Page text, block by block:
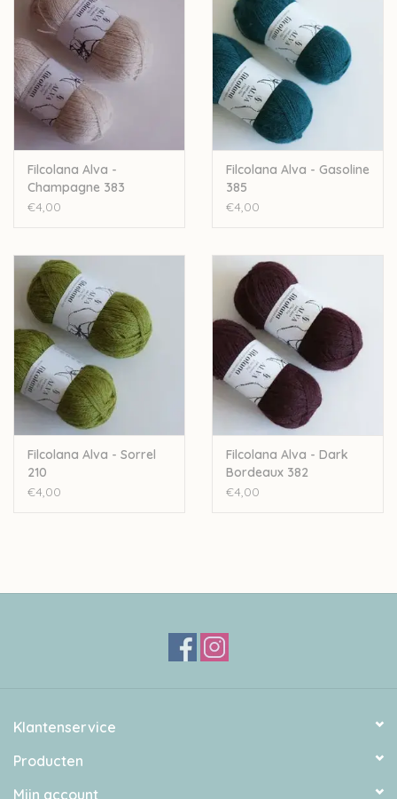
Let op: de kleur op beeld kan afwijken van de werkelijke kleur.
Filcolana Alva -
Champagne 383
€4,00
Filcolana Alva - Gasoline
385
€4,00
Filcolana Alva - Sorrel
210
€4,00
Filcolana Alva - Dark
Bordeaux 382
€4,00
Klantenservice
Producten
Mijn account